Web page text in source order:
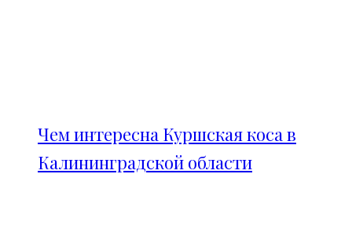
Чем интересна Куршская коса в
Калининградской области